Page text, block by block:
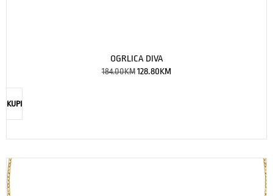
OGRLICA DIVA
184.00KM128.80KM
KUPI